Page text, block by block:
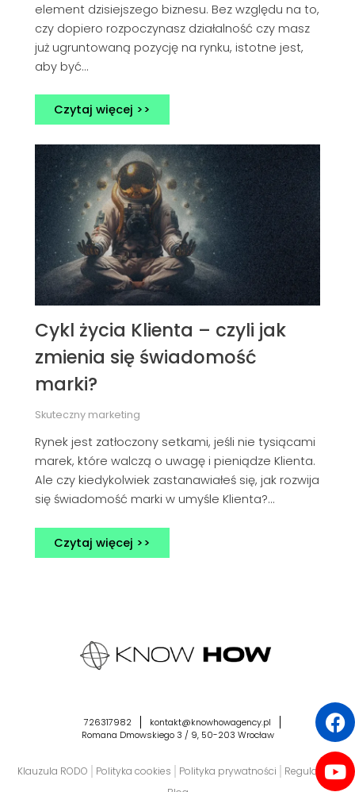
element dzisiejszego biznesu. Bez względu na to,
czy dopiero rozpoczynasz działalność czy masz
już ugruntowaną pozycję na rynku, istotne jest,
aby być…
Czytaj więcej >>
Cykl życia Klienta – czyli jak
zmienia się świadomość
marki?
Skuteczny marketing
Rynek jest zatłoczony setkami, jeśli nie tysiącami
marek, które walczą o uwagę i pieniądze Klienta.
Ale czy kiedykolwiek zastanawiałeś się, jak rozwija
się świadomość marki w umyśle Klienta?…
Czytaj więcej >>
726317982
kontakt@knowhowagency.pl
Romana Dmowskiego 3 / 9, 50-203 Wrocław
Klauzula RODO Polityka cookies Polityka prywatności
Regulamin